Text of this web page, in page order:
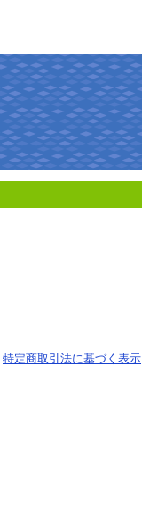
特定商取引法に基づく表示